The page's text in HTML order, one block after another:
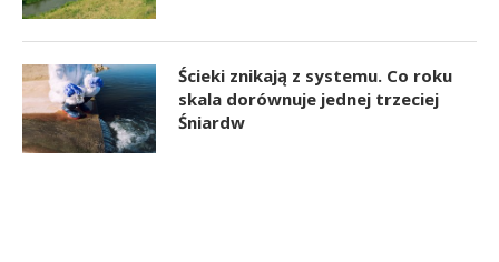
Ścieki znikają z systemu. Co roku
skala dorównuje jednej trzeciej
Śniardw